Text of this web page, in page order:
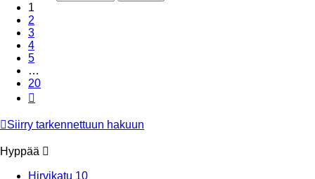
1
2
3
4
5
…
20
Siirry tarkennettuun hakuun
Hyppää
Hirvikatu 10